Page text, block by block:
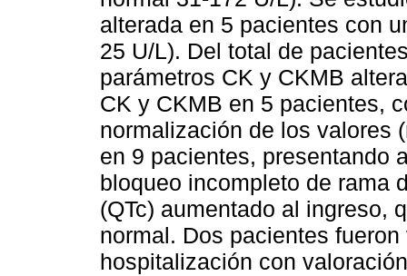
alterada en 5 pacientes con
25 U/L). Del total de
parámetros CK y CKMB
CK y CKMB en 5 pacientes,
normalización de los valores
en 9 pacientes, presentando
bloqueo incompleto de rama
(QTc) aumentado al ingreso,
normal. Dos pacientes
hospitalización con